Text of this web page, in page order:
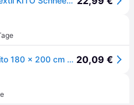
Kleine Wolke Duschvorhang Kito 180 x 200 cm Polyester Weiß 20,09 €